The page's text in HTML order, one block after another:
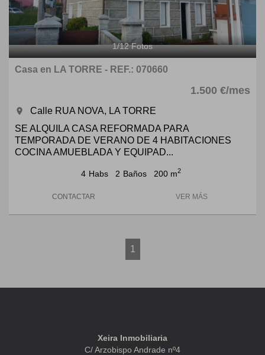
1/12Fotos
Casa en LA TORRE - REF.: 070660
1.500 €/mes
room
Calle RUA NOVA, LA TORRE
SE ALQUILA CASA REFORMADA PARA
TEMPORADA DE VERANO DE 4 HABITACIONES
COCINA AMUEBLADA Y EQUIPAD...
4 Habs 2 Baños 200 m2
CONTACTAR VER MÁS
1
Xeira Inmobiliaria
C/ Arzobispo Andrade nº4